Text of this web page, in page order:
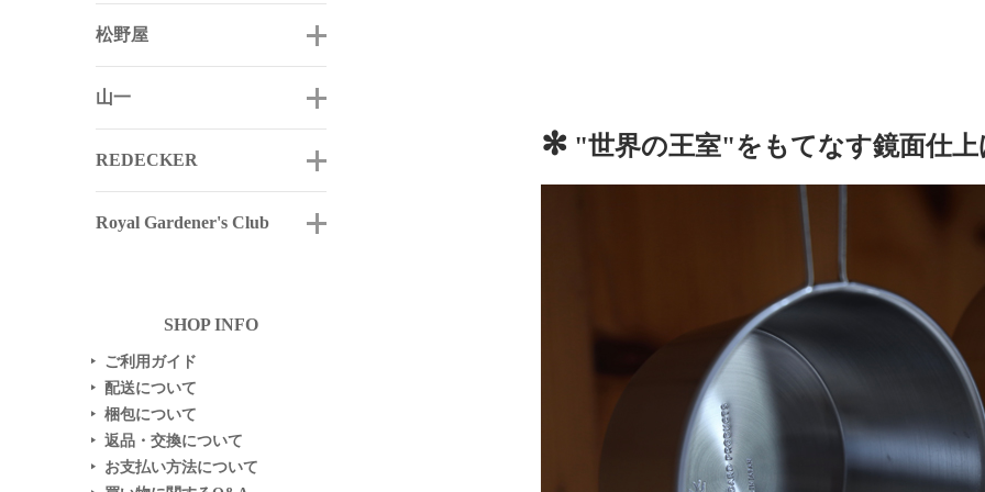
松野屋
山一
REDECKER
Royal Gardener's Club
SHOP INFO
▶ ご利用ガイド
▶ 配送について
▶ 梱包について
▶ 返品・交換について
▶ お支払い方法について
✻ "世界の王室"をもてなす鏡面仕上